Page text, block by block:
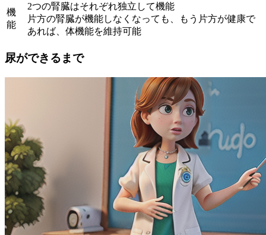
機
能
2つの腎臓はそれぞれ独立して機能
片方の腎臓が機能しなくなっても、もう片方が健康で
あれば、体機能を維持可能
尿ができるまで